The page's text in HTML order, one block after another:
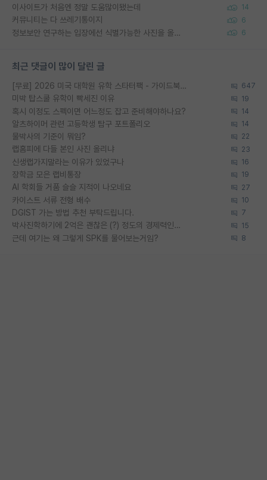
이사이트가 처음엔 정말 도움많이됐는데 14
커뮤니티는 다 쓰레기통이지 6
정보보안 연구하는 입장에선 식별가능한 사진을 올리는건 비추이긴함 6
최근 댓글이 많이 달린 글
[무료] 2026 미국 대학원 유학 스타터팩 - 가이드북 & 합격자 컨택메일 템플릿 647
미박 탑스쿨 유학이 빡세진 이유 19
혹시 이정도 스펙이면 어느정도 잡고 준비해야하나요? 14
알츠하이머 관련 고등학생 탐구 포트폴리오 14
물박사의 기준이 뭐임? 22
랩홈피에 다들 본인 사진 올리냐 23
신생랩가지말라는 이유가 있었구나 16
장학금 모은 랩비통장 19
AI 학회들 거품 슬슬 지적이 나오네요 27
카이스트 서류 전형 배수 10
DGIST 가는 방법 추천 부탁드립니다. 7
박사진학하기에 2억은 괜찮은 (?) 정도의 경제력인가요 15
근데 여기는 왜 그렇게 SPK를 물어보는거임? 8